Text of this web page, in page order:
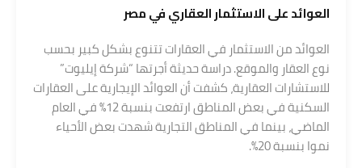
العوائد علىالاستثمار العقاري في مصر
العوائد من الاستثمار في العقارات تتنوع بشكل كبير بحسب
نوع العقار والموقع. دراسة حديثة أجرتها “شركة إيليوت”
للاستشارات العقارية، كشفت أن العوائد الإيجارية على العقارات
السكنية في بعض المناطق ارتفعت بنسبة 12% في العام
الماضي، بينما في المناطق التجارية شهدت بعض الأحياء
نموا بنسبة 20%.